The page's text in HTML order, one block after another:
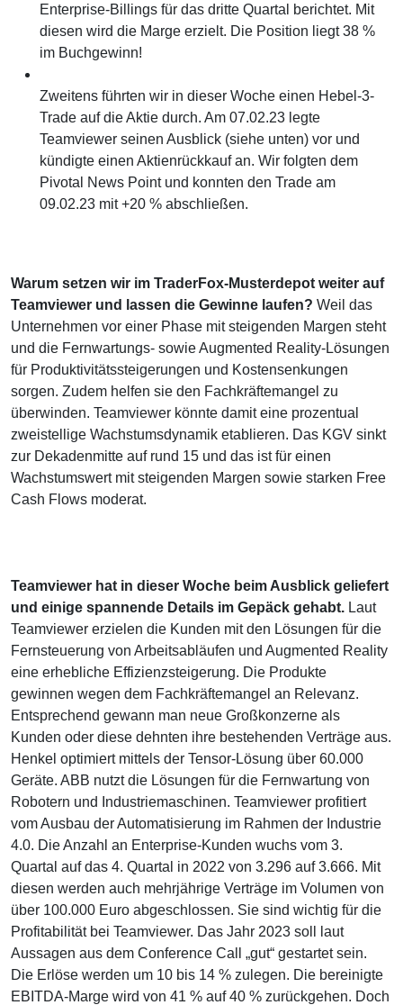
Enterprise-Billings für das dritte Quartal berichtet. Mit
diesen wird die Marge erzielt. Die Position liegt 38 %
im Buchgewinn!
Zweitens führten wir in dieser Woche einen Hebel-3-
Trade auf die Aktie durch. Am 07.02.23 legte
Teamviewer seinen Ausblick (siehe unten) vor und
kündigte einen Aktienrückkauf an. Wir folgten dem
Pivotal News Point und konnten den Trade am
09.02.23 mit +20 % abschließen.
Warum setzen wir im TraderFox-Musterdepot weiter auf
Teamviewer und lassen die Gewinne laufen? Weil das
Unternehmen vor einer Phase mit steigenden Margen steht
und die Fernwartungs- sowie Augmented Reality-Lösungen
für Produktivitätssteigerungen und Kostensenkungen
sorgen. Zudem helfen sie den Fachkräftemangel zu
überwinden. Teamviewer könnte damit eine prozentual
zweistellige Wachstumsdynamik etablieren. Das KGV sinkt
zur Dekadenmitte auf rund 15 und das ist für einen
Wachstumswert mit steigenden Margen sowie starken Free
Cash Flows moderat.
Teamviewer hat in dieser Woche beim Ausblick geliefert
und einige spannende Details im Gepäck gehabt. Laut
Teamviewer erzielen die Kunden mit den Lösungen für die
Fernsteuerung von Arbeitsabläufen und Augmented Reality
eine erhebliche Effizienzsteigerung. Die Produkte
gewinnen wegen dem Fachkräftemangel an Relevanz.
Entsprechend gewann man neue Großkonzerne als
Kunden oder diese dehnten ihre bestehenden Verträge aus.
Henkel optimiert mittels der Tensor-Lösung über 60.000
Geräte. ABB nutzt die Lösungen für die Fernwartung von
Robotern und Industriemaschinen. Teamviewer profitiert
vom Ausbau der Automatisierung im Rahmen der Industrie
4.0. Die Anzahl an Enterprise-Kunden wuchs vom 3.
Quartal auf das 4. Quartal in 2022 von 3.296 auf 3.666. Mit
diesen werden auch mehrjährige Verträge im Volumen von
über 100.000 Euro abgeschlossen. Sie sind wichtig für die
Profitabilität bei Teamviewer. Das Jahr 2023 soll laut
Aussagen aus dem Conference Call „gut“ gestartet sein.
Die Erlöse werden um 10 bis 14 % zulegen. Die bereinigte
EBITDA-Marge wird von 41 % auf 40 % zurückgehen. Doch